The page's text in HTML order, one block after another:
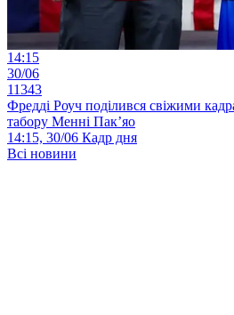
14:15
30/06
11343
Фредді Роуч поділився свіжими
табору Менні Пак’яо
14:15, 30/06 Кадр дня
Всі новини